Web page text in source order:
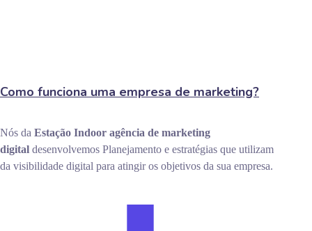
Como funciona uma empresa de marketing?
Nós da Estação Indoor agência de marketing
digital desenvolvemos Planejamento e estratégias que utilizam
da visibilidade digital para atingir os objetivos da sua empresa.